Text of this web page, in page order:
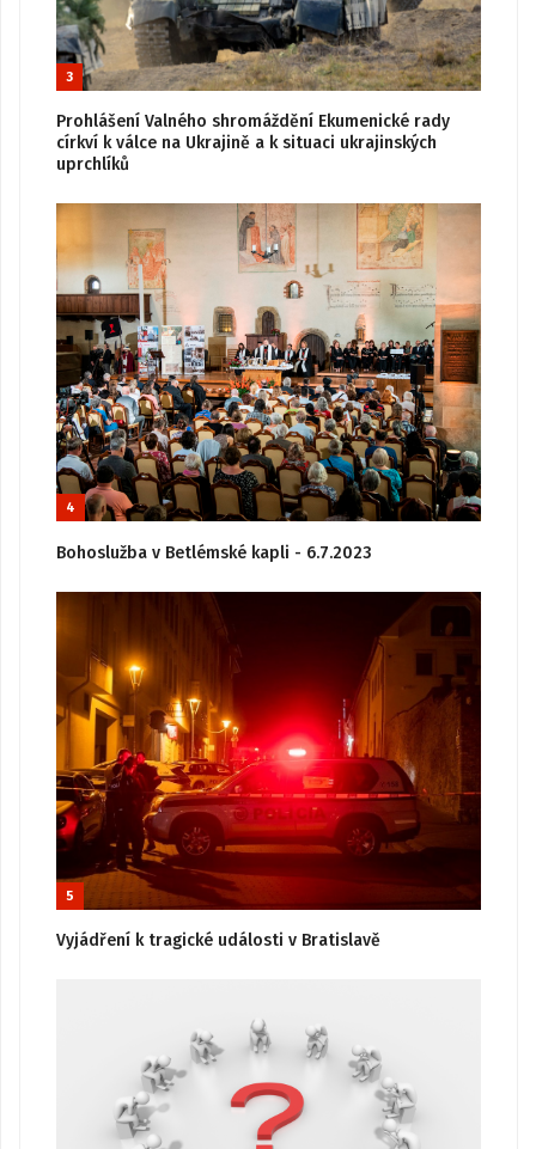
3
Prohlášení Valného shromáždění Ekumenické rady
církví k válce na Ukrajině a k situaci ukrajinských
uprchlíků
4
Bohoslužba v Betlémské kapli - 6.7.2023
5
Vyjádření k tragické události v Bratislavě